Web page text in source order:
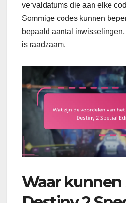
vervaldatums die aan elke
Sommige codes kunnen
bepaald aantal
is raadzaam.
Waar kunnen